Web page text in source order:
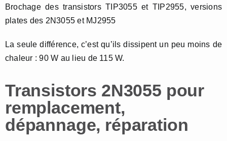
Brochage des transistors TIP3055 et TIP2955, versions
plates des 2N3055 et MJ2955
La seule différence, c’est qu’ils dissipent un peu moins de
chaleur : 90 W au lieu de 115 W.
Transistors 2N3055 pour
remplacement,
dépannage, réparation